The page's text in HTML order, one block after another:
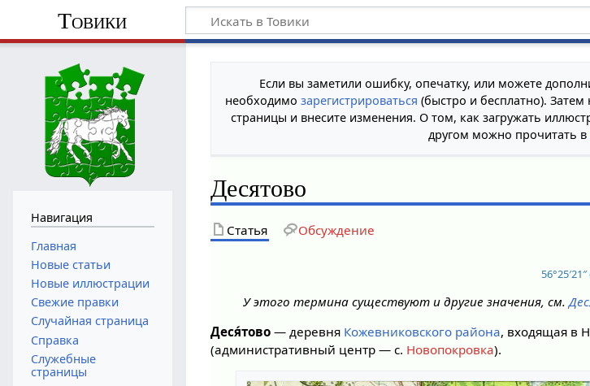
Товики
Если вы заметили ошибку, опечатку, или можете
необходимозарегистрироваться (быстро и бесплатно).
страницы и внесите изменения. О том, как загружать
другом можно прочитать в
Десятово
Статья Обсуждение
У этого термина существуют и другие значения, см.
Деся́тово — деревня Кожевниковского района, входящая в
(административный центр — с. Новопокровка).
Навигация
Главная
Новые статьи
Новые иллюстрации
Свежие правки
Случайная страница
Справка
Служебные
страницы